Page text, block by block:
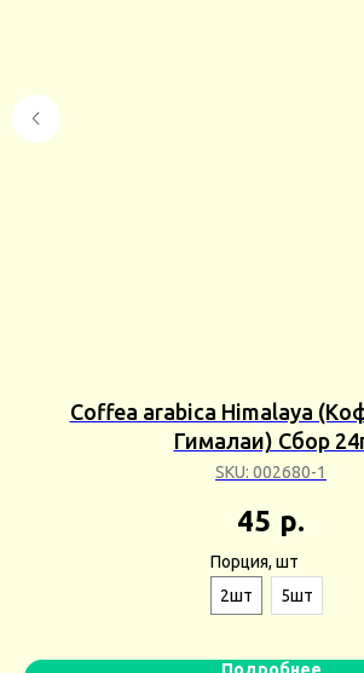
Coffea arabica Himalaya
Гималаи) Сбор
SKU: 002680-1
45 р.
Порция, шт
2шт
5шт
Подробнее